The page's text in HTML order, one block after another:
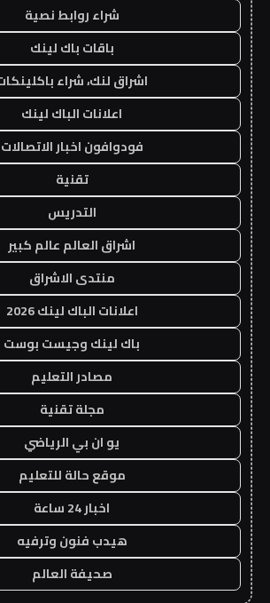
شراء روابط نصية
باقات باك لينك
اشراق لنك، شراء
اعلانات الباك لينك
فودوافون اخبار الاتصالات
تقنية
التدريس
اشراق العالم عالم كبير
منتدى الاشراق
اعلانات الباك لينك 2026
باك لينك وجيست بوست
مصادر التعليم
مجلة تقنية
يو ان بي الرياضي
موقع حالة للتعليم
اخبار 24 ساعة
هيدب فنون وترفيه
صحيفة العالم